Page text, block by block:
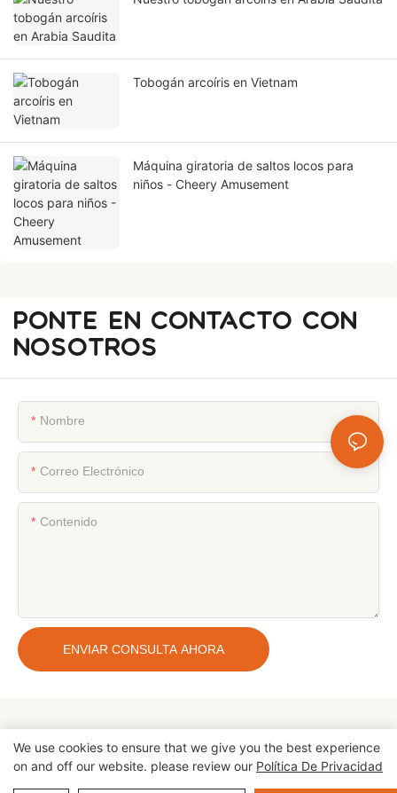
Tobogán arcoíris en Vietnam
Máquina giratoria de saltos locos para
niños - Cheery Amusement
PONTE EN CONTACTO CON
NOSOTROS
Nombre
Correo Electrónico
Contenido
ENVIAR CONSULTA AHORA
Copyright © 2026 Zhengzhou Cheery Amusement Equipment Co.,
We use cookies to ensure that we give you the best experience
on and off our website. please review our Política De Privacidad